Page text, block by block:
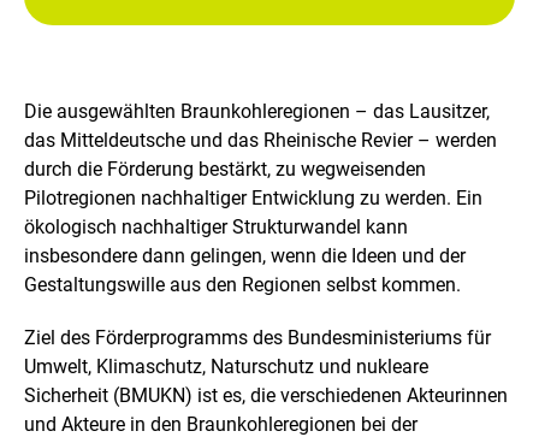
Die ausgewählten Braunkohleregionen – das Lausitzer,
das Mitteldeutsche und das Rheinische Revier – werden
durch die Förderung bestärkt, zu wegweisenden
Pilotregionen nachhaltiger Entwicklung zu werden. Ein
ökologisch nachhaltiger Strukturwandel kann
insbesondere dann gelingen, wenn die Ideen und der
Gestaltungswille aus den Regionen selbst kommen.
Ziel des Förderprogramms des Bundesministeriums für
Umwelt, Klimaschutz, Naturschutz und nukleare
Sicherheit (BMUKN) ist es, die verschiedenen Akteurinnen
und Akteure in den Braunkohleregionen bei der